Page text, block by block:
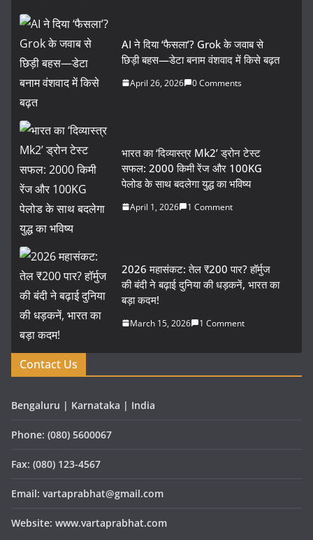
AI ने दिया ‘फैसला’? Grok के जवाब से
छिड़ी बहस—डेटा बनाम वंशवाद में किसे बढ़त
April 26, 2026 0 Comments
भारत का ‘दिव्यास्त्र Mk2’ ड्रोन टेस्ट
सफल: 2000 किमी रेंज और 100KG
पेलोड के साथ बदलेगा युद्ध का भविष्य
April 1, 2026 1 Comment
2026 महासंकट: तेल ₹200 पार? हॉर्मुज
की बंदी ने बढ़ाई दुनिया की धड़कनें, भारत का
बड़ा कदम!
March 15, 2026 1 Comment
Contact Us
Bengaluru | Karnataka | India
Phone: (080) 5600067
Fax: (080) 123-4567
Email: vartaprabhat@gmail.com
Website: www.vartaprabhat.com